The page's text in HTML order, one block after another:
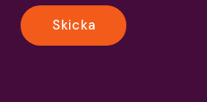
Skicka